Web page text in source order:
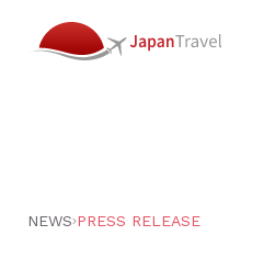
クリエイティブ スタジオ
NEWS PRESS RELEASE